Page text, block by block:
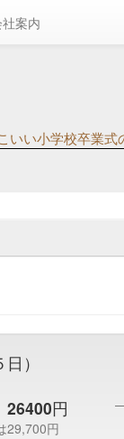
案内
いい小学校卒業式
）
26400円
29,700円